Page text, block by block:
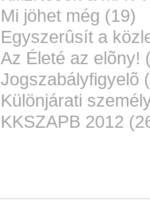
Mi jöhet még (19)
Egyszerûsít a
Az Életé az elõny!
Jogszabályfigyelõ
Különjárati
KKSZAPB 2012